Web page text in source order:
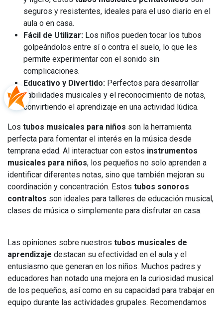
seguros y resistentes, ideales para el uso diario en el
aula o en casa.
Fácil de Utilizar: Los niños pueden tocar los tubos
golpeándolos entre sí o contra el suelo, lo que les
permite experimentar con el sonido sin
complicaciones.
Educativo y Divertido: Perfectos para desarrollar
habilidades musicales y el reconocimiento de notas,
convirtiendo el aprendizaje en una actividad lúdica.
Los tubos musicales para niños son la herramienta
perfecta para fomentar el interés en la música desde
temprana edad. Al interactuar con estos instrumentos
musicales para niños, los pequeños no solo aprenden a
identificar diferentes notas, sino que también mejoran su
coordinación y concentración. Estos tubos sonoros
contraltos son ideales para talleres de educación musical,
clases de música o simplemente para disfrutar en casa.
Las opiniones sobre nuestros tubos musicales de
aprendizaje destacan su efectividad en el aula y el
entusiasmo que generan en los niños. Muchos padres y
educadores han notado una mejora en la curiosidad musical
de los pequeños, así como en su capacidad para trabajar en
equipo durante las actividades grupales. Recomendamos